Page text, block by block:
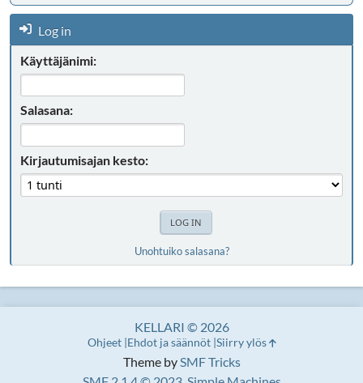
Log in
Käyttäjänimi:
Salasana:
Kirjautumisajan kesto:
Unohtuiko salasana?
Theme bySMF Tricks
KELLARI © 2026
Ohjeet Ehdot ja säännöt Siirry ylös